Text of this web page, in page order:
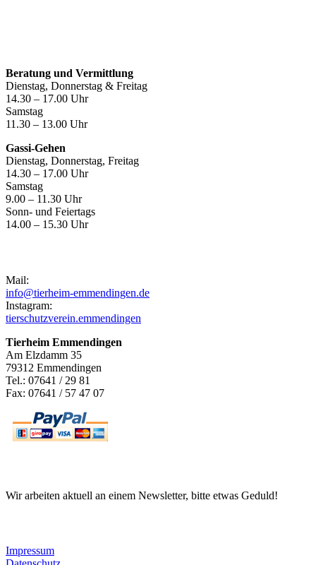
Beratung und Vermittlung
Dienstag, Donnerstag & Freitag
14.30 – 17.00 Uhr
Samstag
11.30 – 13.00 Uhr
Gassi-Gehen
Dienstag, Donnerstag, Freitag
14.30 – 17.00 Uhr
Samstag
9.00 – 11.30 Uhr
Sonn- und Feiertags
14.00 – 15.30 Uhr
Mail:
info@tierheim-emmendingen.de
Instagram:
tierschutzverein.emmendingen
Tierheim Emmendingen
Am Elzdamm 35
79312 Emmendingen
Tel.: 07641 / 29 81
Fax: 07641 / 57 47 07
Wir arbeiten aktuell an einem Newsletter, bitte etwas Geduld!
Impressum